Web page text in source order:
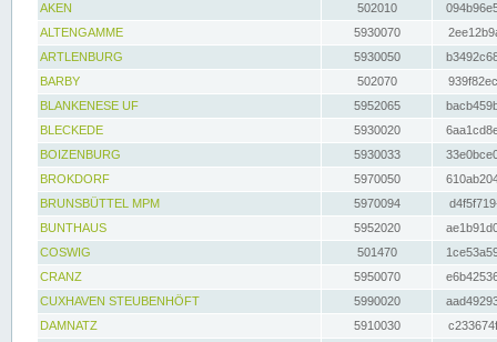
AKEN
502010
ALTENGAMME
5930070
ARTLENBURG
5930050
BARBY
502070
BLANKENESE UF
5952065
BLECKEDE
5930020
BOIZENBURG
5930033
BROKDORF
5970050
BRUNSBÜTTEL MPM
5970094
BUNTHAUS
5952020
COSWIG
501470
CRANZ
5950070
CUXHAVEN STEUBENHÖFT
5990020
DAMNATZ
5910030